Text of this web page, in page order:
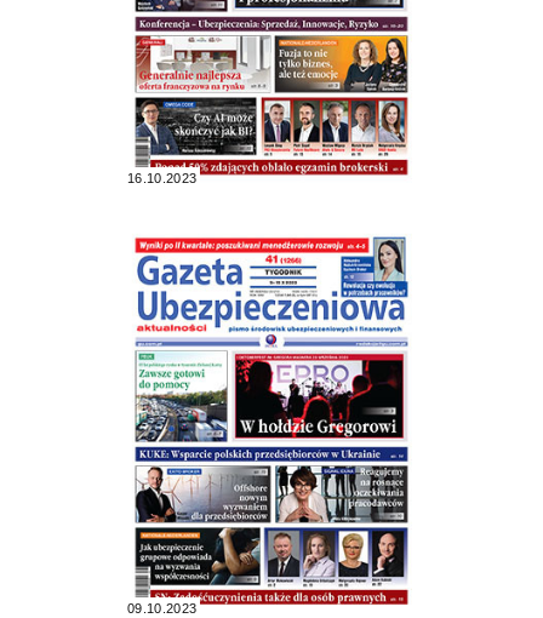
16.10.2023
09.10.2023